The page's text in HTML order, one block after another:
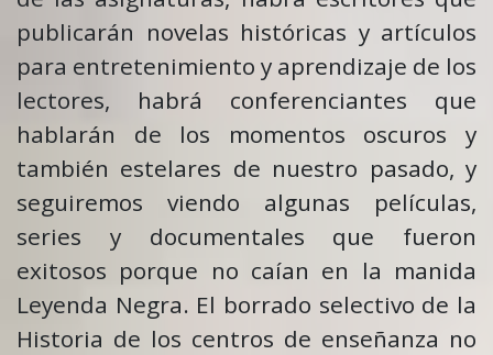
publicarán novelas históricas y artículos
para entretenimiento y aprendizaje de los
lectores, habrá conferenciantes que
hablarán de los momentos oscuros y
también estelares de nuestro pasado, y
seguiremos viendo algunas películas,
series y documentales que fueron
exitosos porque no caían en la manida
Leyenda Negra. El borrado selectivo de la
Historia de los centros de enseñanza no